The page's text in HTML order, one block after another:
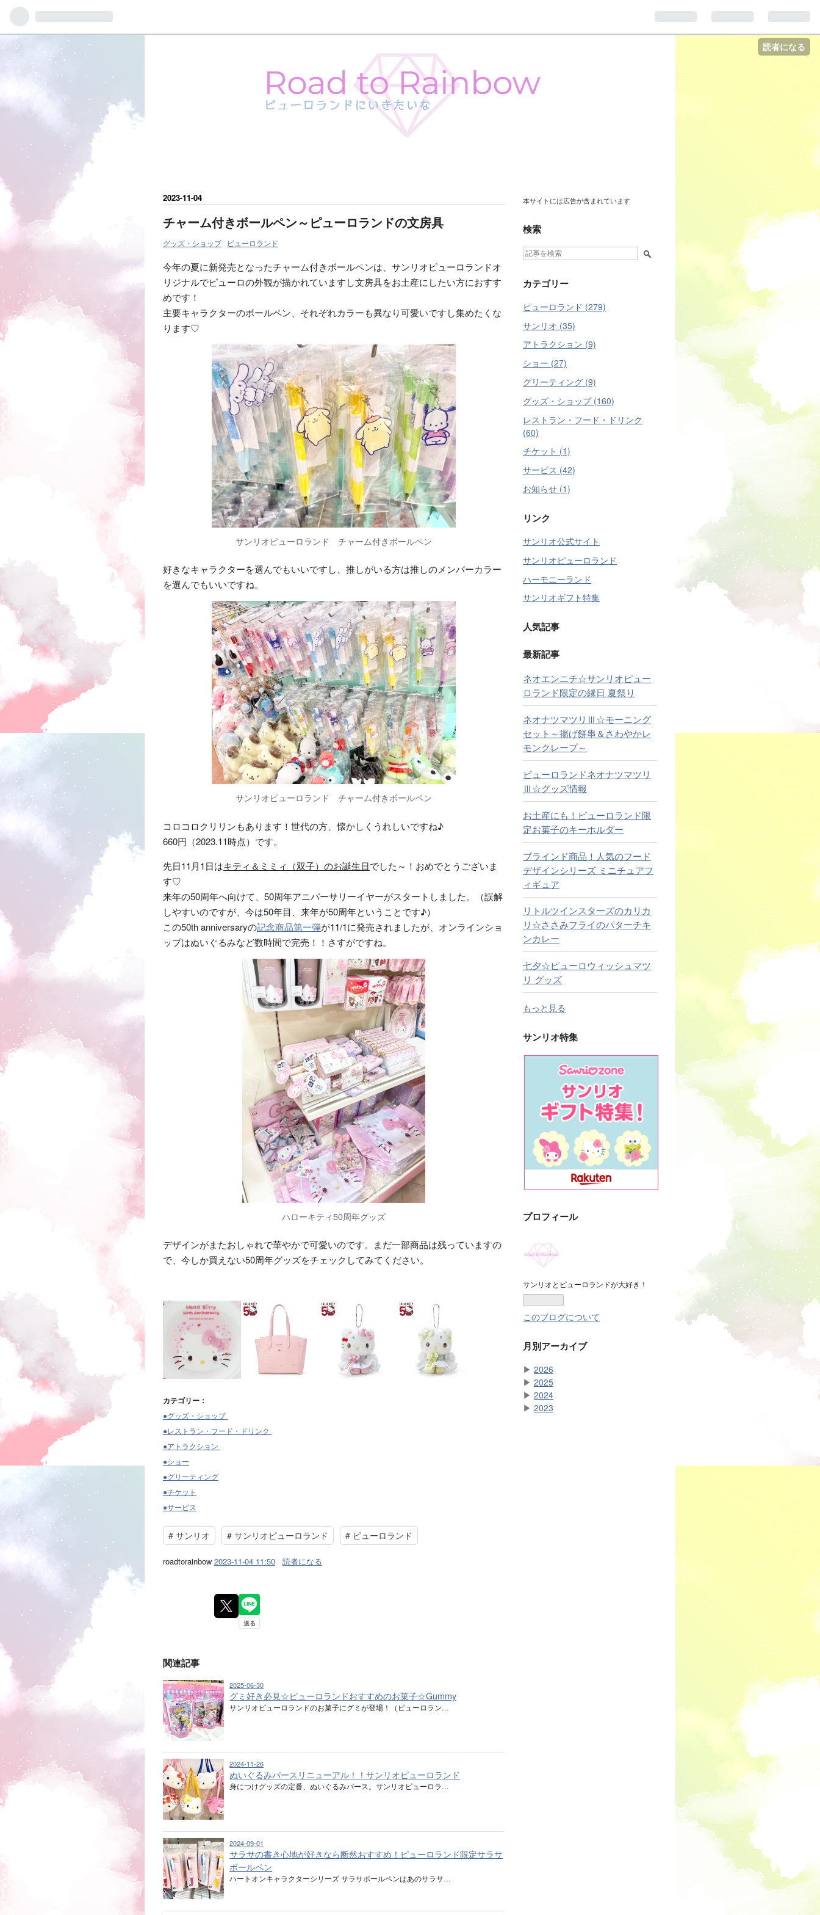
読者になる
2023-11-04
チャーム付きボールペン～ピューロランドの文房具
グッズ・ショップ ピューロランド
今年の夏に新発売となったチャーム付きボールペンは、サンリオピューロランドオ
リジナルでピューロの外観が描かれていますし文房具をお土産にしたい方におすす
めです！
主要キャラクターのボールペン、それぞれカラーも異なり可愛いですし集めたくな
ります♡
サンリオピューロランド チャーム付きボールペン
好きなキャラクターを選んでもいいですし、推しがいる方は推しのメンバーカラー
を選んでもいいですね。
サンリオピューロランド チャーム付きボールペン
コロコロクリリンもあります！世代の方、懐かしくうれしいですね♪
660円（2023.11時点）です。
先日11月1日はキティ＆ミミィ（双子）のお誕生日でした～！おめでとうございま
す♡
来年の50周年へ向けて、50周年アニバーサリーイヤーがスタートしました。（誤解
しやすいのですが、今は50年目、来年が50周年ということです♪）
この50th anniversaryの記念商品第一弾が11/1に発売されましたが、オンラインショ
ップはぬいぐるみなど数時間で完売！！さすがですね。
ハローキティ50周年グッズ
デザインがまたおしゃれで華やかで可愛いのです。まだ一部商品は残っていますの
で、今しか買えない50周年グッズをチェックしてみてください。
カテゴリー：
●グッズ・ショップ
●レストラン・フード・ドリンク
●アトラクション
●ショー
●グリーティング
●チケット
●サービス
# サンリオ # サンリオピューロランド # ピューロランド
roadtorainbow 2023-11-04 11:50 読者になる
関連記事
2025-06-30
グミ好き必見☆ピューロランドおすすめのお菓子☆Gummy
サンリオピューロランドのお菓子にグミが登場！（ピューロラン…
2024-11-26
ぬいぐるみパースリニューアル！！サンリオピューロランド
身につけグッズの定番、ぬいぐるみパース。サンリオピューロラ…
2024-09-01
サラサの書き心地が好きなら断然おすすめ！ピューロランド限定サラサ
ボールペン
ハートオンキャラクターシリーズ サラサボールペンはあのサラサ…
本サイトには広告が含まれています
検索
カテゴリー
ピューロランド (279)
サンリオ (35)
アトラクション (9)
ショー (27)
グリーティング (9)
グッズ・ショップ (160)
レストラン・フード・ドリンク
(60)
チケット (1)
サービス (42)
お知らせ (1)
リンク
サンリオ公式サイト
サンリオピューロランド
ハーモニーランド
サンリオギフト特集
人気記事
最新記事
ネオエンニチ☆サンリオピュー
ロランド限定の縁日 夏祭り
ネオナツマツリⅢ☆モーニング
セット～揚げ餅串＆さわやかレ
モンクレープ～
ピューロランドネオナツマツリ
Ⅲ☆グッズ情報
お土産にも！ピューロランド限
定お菓子のキーホルダー
ブラインド商品！人気のフード
デザインシリーズ ミニチュアフ
ィギュア
リトルツインスターズのカリカ
リ☆ささみフライのバターチキ
ンカレー
七夕☆ピューロウィッシュマツ
リ グッズ
もっと見る
サンリオ特集
プロフィール
サンリオとピューロランドが大好き！
このブログについて
月別アーカイブ
▶ 2026
▶ 2025
▶ 2024
▶ 2023